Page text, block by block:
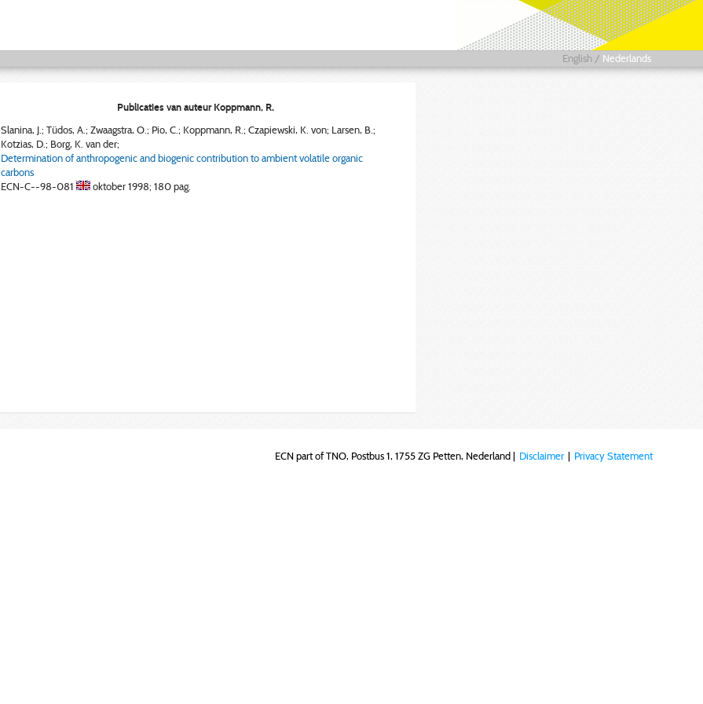
English / Nederlands
Publicaties van auteur Koppmann, R.
Slanina, J.; Tüdos, A.; Zwaagstra, O.; Pio, C.; Koppmann, R.; Czapiewski, K. von; Larsen, B.;
Kotzias, D.; Borg, K. van der;
Determination of anthropogenic and biogenic contribution to ambient volatile organic
carbons
ECN-C--98-081
oktober 1998; 180 pag.
ECN part of TNO, Postbus 1, 1755 ZG Petten, Nederland | Disclaimer | Privacy Statement